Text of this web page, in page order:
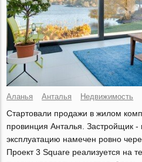
Аланья Анталья Недвижимость
Стартовали продажи в жилом
провинция Анталья. Застройщик
эксплуатацию намечен ровно
Проект 3 Square реализуется на